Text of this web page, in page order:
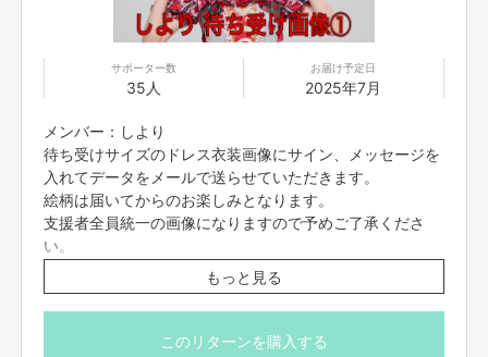
このプロジェクトでやりたいこと・やろうと思った理由
私たちつぼみ大革命がいつもモットーにしてきた「みんなを笑顔にする、元
気にする」ということを実現したいと考え、今できることを最大限、挑戦し
てみたいと思いました！！！
離れていても楽しめる、身近に感じてもらえる、つぼみ大革命らしいエンタ
ーテイメントを届けていきます！
・つぼみ大革命クラウドファンディングの運営・システム開発費
サポーター数
35人
お届け予定日
2025年7月
メンバー：しより
待ち受けサイズのドレス衣装画像にサイン、メッセージを
入れてデータをメールで送らせていただきます。
絵柄は届いてからのお楽しみとなります。
支援者全員統一の画像になりますので予めご了承くださ
い。
※7/10(木)23:59締切
※プロジェクト本文の末尾に記載されている【ご支援にあた
ってのご注意事項】を必ずご一読ください
もっと見る
このリターンを購入する